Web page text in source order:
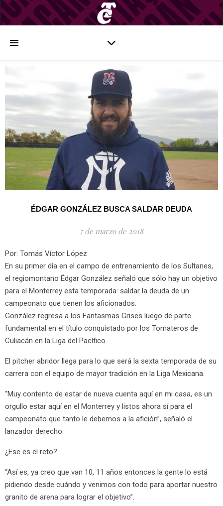
ÉDGAR GONZÁLEZ BUSCA SALDAR DEUDA
7 de marzo de 2018
Por: Tomás Víctor López
En su primer día en el campo de entrenamiento de los Sultanes,
el regiomontano Édgar González señaló que sólo hay un objetivo
para el Monterrey esta temporada: saldar la deuda de un
campeonato que tienen los aficionados.
González regresa a los Fantasmas Grises luego de parte
fundamental en el título conquistado por los Tomateros de
Culiacán en la Liga del Pacífico.
El pitcher abridor llega para lo que será la sexta temporada de su
carrera con el equipo de mayor tradición en la Liga Mexicana.
“Muy contento de estar de nueva cuenta aquí en mi casa, es un
orgullo estar aquí en el Monterrey y listos ahora sí para el
campeonato que tanto le debemos a la afición”, señaló el
lanzador derecho.
¿Ese es el reto?
“Así es, ya creo que van 10, 11 años entonces la gente lo está
pidiendo desde cuándo y venimos con todo para aportar nuestro
granito de arena para lograr el objetivo”.